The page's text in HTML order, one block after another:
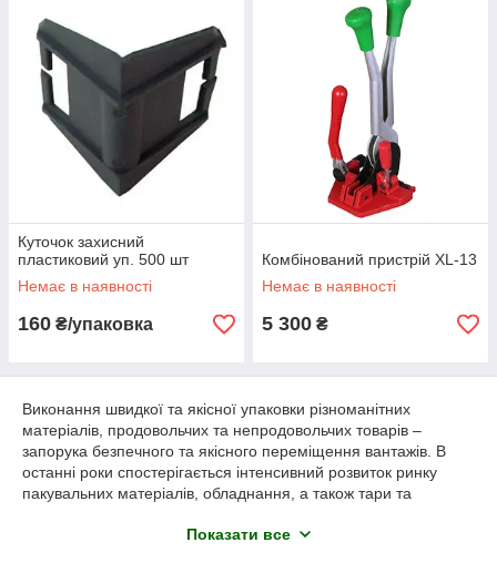
Куточок захисний
пластиковий уп. 500 шт
Немає в наявності
160 ₴/упаковка
Комбінований пристрій XL-13
Немає в наявності
5 300 ₴
Виконання швидкої та якісної упаковки різноманітних
матеріалів, продовольчих та непродовольчих товарів –
запорука безпечного та якісного переміщення вантажів. В
останні роки спостерігається інтенсивний розвиток ринку
пакувальних матеріалів, обладнання, а також тари та
несприятливого впливу навколишнього середовища,
Показати все